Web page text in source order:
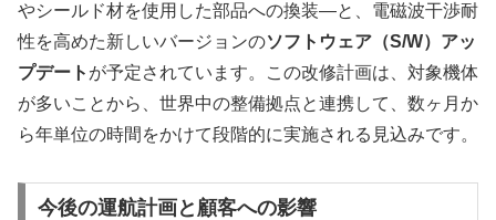
やシールド材を使用した部品への換装—と、電磁波干渉耐
性を高めた新しいバージョンのソフトウェア（S/W）アッ
プデート が予定されています。この改修計画は、対象機体
が多いことから、世界中の整備拠点と連携して、数ヶ月か
ら年単位の時間をかけて段階的に実施される見込みです。
今後の運航計画と顧客への影響